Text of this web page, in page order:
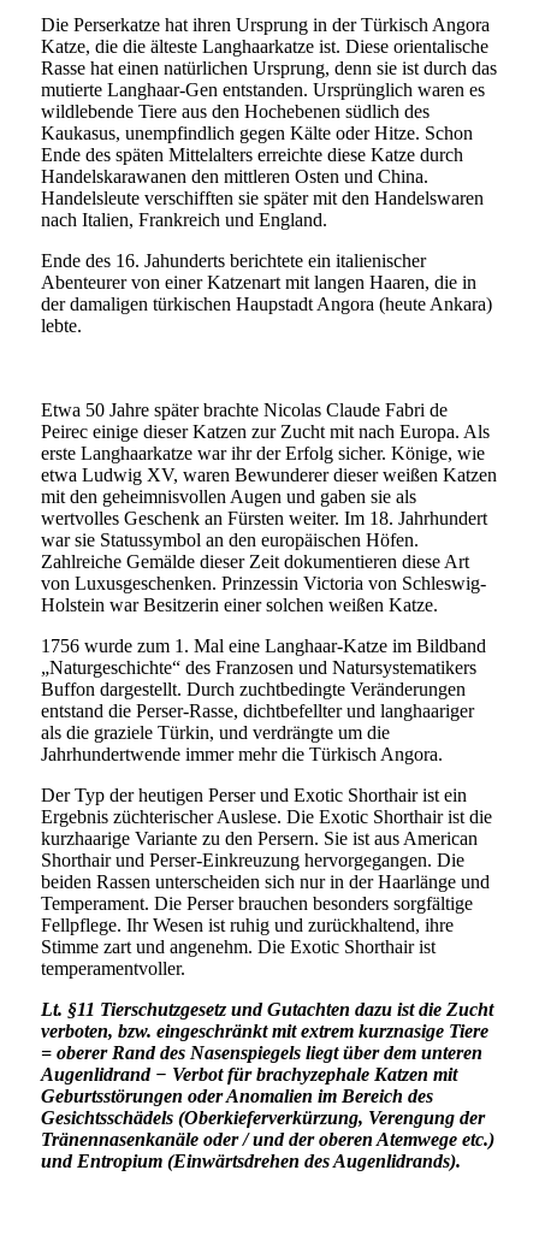
Die Perserkatze hat ihren Ursprung in der Türkisch Angora
Katze, die die älteste Langhaarkatze ist. Diese orientalische
Rasse hat einen natürlichen Ursprung, denn sie ist durch das
mutierte Langhaar-Gen entstanden. Ursprünglich waren es
wildlebende Tiere aus den Hochebenen südlich des
Kaukasus, unempfindlich gegen Kälte oder Hitze. Schon
Ende des späten Mittelalters erreichte diese Katze durch
Handelskarawanen den mittleren Osten und China.
Handelsleute verschifften sie später mit den Handelswaren
nach Italien, Frankreich und England.
Ende des 16. Jahunderts berichtete ein italienischer
Abenteurer von einer Katzenart mit langen Haaren, die in
der damaligen türkischen Haupstadt Angora (heute Ankara)
lebte.
Etwa 50 Jahre später brachte Nicolas Claude Fabri de
Peirec einige dieser Katzen zur Zucht mit nach Europa. Als
erste Langhaarkatze war ihr der Erfolg sicher. Könige, wie
etwa Ludwig XV, waren Bewunderer dieser weißen Katzen
mit den geheimnisvollen Augen und gaben sie als
wertvolles Geschenk an Fürsten weiter. Im 18. Jahrhundert
war sie Statussymbol an den europäischen Höfen.
Zahlreiche Gemälde dieser Zeit dokumentieren diese Art
von Luxusgeschenken. Prinzessin Victoria von Schleswig-
Holstein war Besitzerin einer solchen weißen Katze.
1756 wurde zum 1. Mal eine Langhaar-Katze im Bildband
„Naturgeschichte“ des Franzosen und Natursystematikers
Buffon dargestellt. Durch zuchtbedingte Veränderungen
entstand die Perser-Rasse, dichtbefellter und langhaariger
als die graziele Türkin, und verdrängte um die
Jahrhundertwende immer mehr die Türkisch Angora.
Der Typ der heutigen Perser und Exotic Shorthair ist ein
Ergebnis züchterischer Auslese. Die Exotic Shorthair ist die
kurzhaarige Variante zu den Persern. Sie ist aus American
Shorthair und Perser-Einkreuzung hervorgegangen. Die
beiden Rassen unterscheiden sich nur in der Haarlänge und
Temperament. Die Perser brauchen besonders sorgfältige
Fellpflege. Ihr Wesen ist ruhig und zurückhaltend, ihre
Stimme zart und angenehm. Die Exotic Shorthair ist
temperamentvoller.
Lt. §11 Tierschutzgesetz und Gutachten dazu ist die Zucht
verboten, bzw. eingeschränkt mit extrem kurznasige Tiere
= oberer Rand des Nasenspiegels liegt über dem unteren
Augenlidrand − Verbot für brachyzephale Katzen mit
Geburtsstörungen oder Anomalien im Bereich des
Gesichtsschädels (Oberkieferverkürzung, Verengung der
Tränennasenkanäle oder / und der oberen Atemwege etc.)
und Entropium (Einwärtsdrehen des Augenlidrands).